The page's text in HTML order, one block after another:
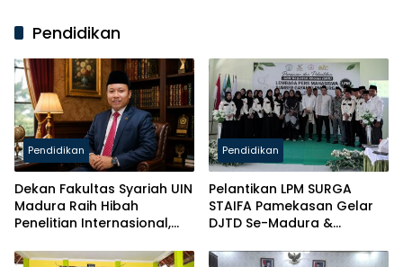
Pendidikan
Pendidikan
Dekan Fakultas Syariah UIN
Madura Raih Hibah
Penelitian Internasional,
Kancah Global
Pendidikan
Pelantikan LPM SURGA
STAIFA Pamekasan Gelar
DJTD Se-Madura &